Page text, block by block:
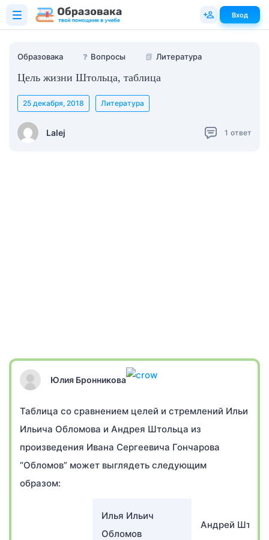
Образовака ❓ Вопросы 📗 Литература
Цель жизни Штольца, таблица
Lalej
25 декабря, 2018 Литература
1 ответ
Юлия Бронникова
Таблица со сравнением целей и стремлений Ильи
Ильича Обломова и Андрея Штольца из
произведения Ивана Сергеевича Гончарова
“Обломов” может выглядеть следующим
образом:
Илья Ильич
Обломов
Андрей
Вход